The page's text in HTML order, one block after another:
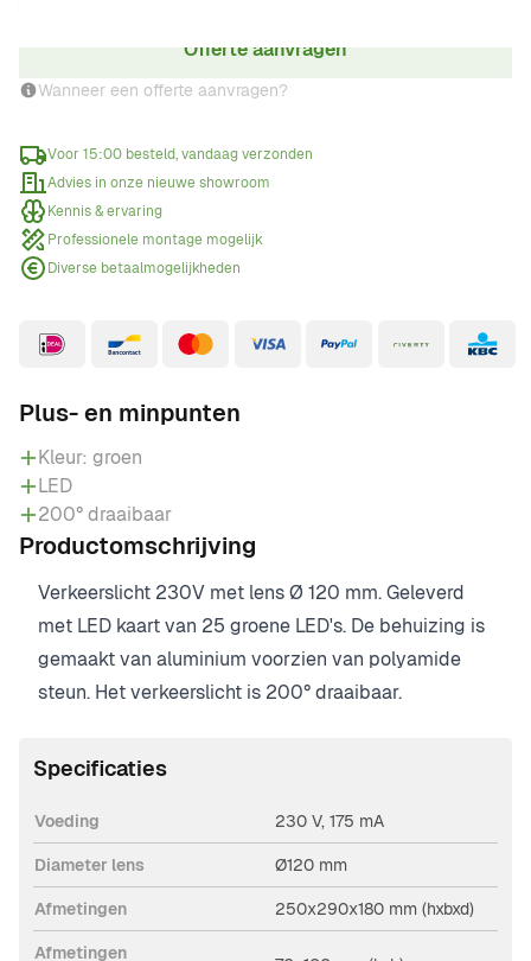
Offerte aanvragen
Wanneer een offerte aanvragen?
Voor 15:00 besteld, vandaag verzonden
Advies in onze nieuwe showroom
Kennis & ervaring
Professionele montage mogelijk
Diverse betaalmogelijkheden
Plus- en minpunten
Kleur: groen
LED
200° draaibaar
Productomschrijving
Verkeerslicht 230V met lens Ø 120 mm. Geleverd
met LED kaart van 25 groene LED's. De behuizing is
gemaakt van aluminium voorzien van polyamide
steun. Het verkeerslicht is 200° draaibaar.
Specificaties
Voeding 230 V, 175 mA
Diameter lens Ø120 mm
Afmetingen 250x290x180 mm (hxbxd)
Afmetingen